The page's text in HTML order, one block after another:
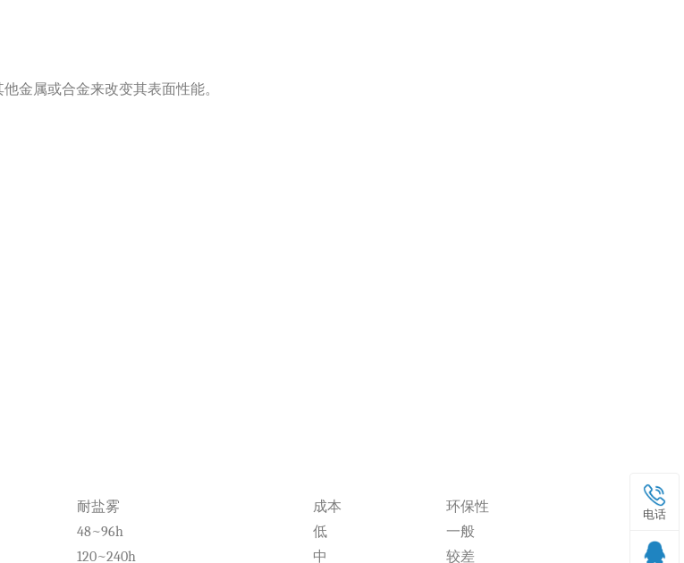
金属或合金来改变其表面性能。
耐盐雾 成本
环保性
48~96h 低
一般
120~240h 中
较差
电话